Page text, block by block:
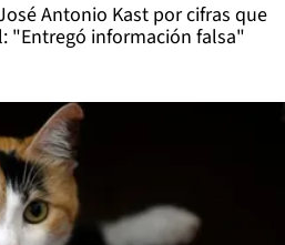
Antonio Kast por cifras que
"Entregó información falsa"